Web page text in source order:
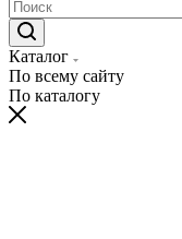
Каталог
По всему сайту
По каталогу